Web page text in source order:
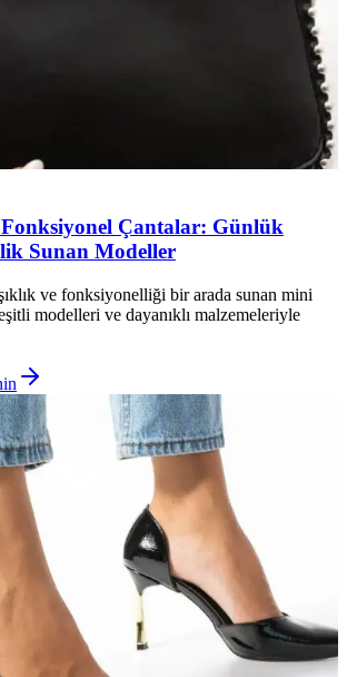
Çantalar: Günlük
Sunan Modeller
ve fonksiyonelliği bir arada sunan mini
modelleri ve dayanıklı malzemeleriyle